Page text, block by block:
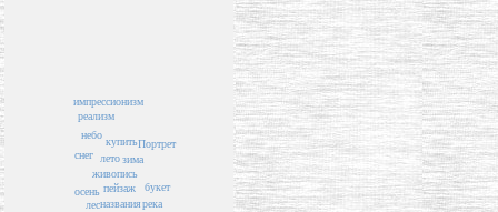
пейзаж
названия
живопись
лето
купить
лес
зима
осень букет
река
снег
реализм
небо
импрессионизм
Портрет